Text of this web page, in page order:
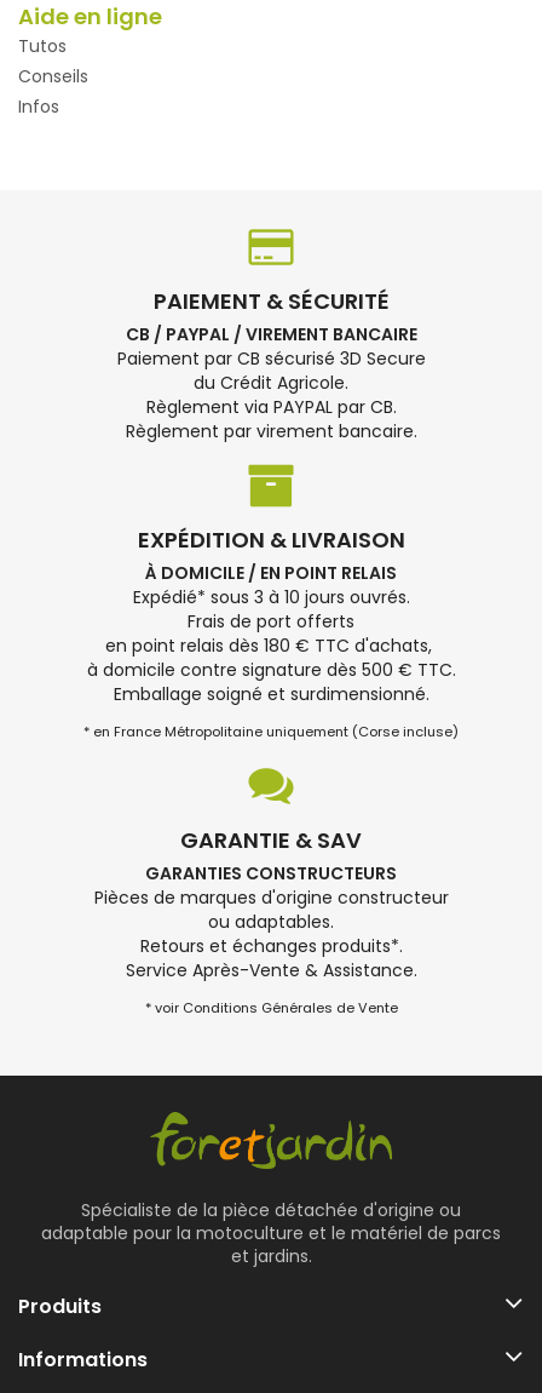
Aide en ligne
Tutos
Conseils
Infos
PAIEMENT & SÉCURITÉ
CB / PAYPAL / VIREMENT BANCAIRE
Paiement par CB sécurisé 3D Secure
du Crédit Agricole.
Règlement via PAYPAL par CB.
Règlement par virement bancaire.
EXPÉDITION & LIVRAISON
À DOMICILE / EN POINT RELAIS
Expédié* sous 3 à 10 jours ouvrés.
Frais de port offerts
en point relais dès 180 € TTC d'achats,
à domicile contre signature dès 500 € TTC.
Emballage soigné et surdimensionné.
* en France Métropolitaine uniquement (Corse incluse)
GARANTIE & SAV
GARANTIES CONSTRUCTEURS
Pièces de marques d'origine constructeur
ou adaptables.
Retours et échanges produits*.
Service Après-Vente & Assistance.
* voir Conditions Générales de Vente
Spécialiste de la pièce détachée d'origine ou
adaptable pour la motoculture et le matériel de parcs
et jardins.
Produits
Informations